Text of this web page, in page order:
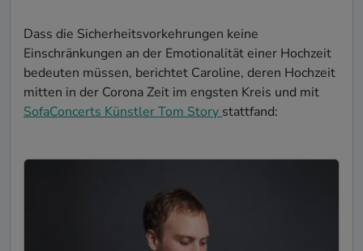
Dass die Sicherheitsvorkehrungen keine
Einschränkungen an der Emotionalität einer Hochzeit
bedeuten müssen, berichtet Caroline, deren Hochzeit
mitten in der Corona Zeit im engsten Kreis und mit
SofaConcerts Künstler Tom Story stattfand: